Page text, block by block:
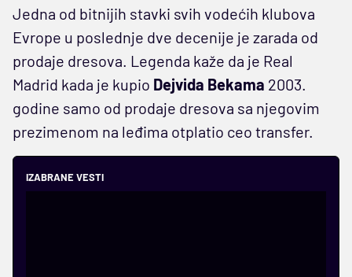
Jedna od bitnijih stavki svih vodećih klubova
Evrope u poslednje dve decenije je zarada od
prodaje dresova. Legenda kaže da je Real
Madrid kada je kupio Dejvida Bekama 2003.
godine samo od prodaje dresova sa njegovim
prezimenom na leđima otplatio ceo transfer.
IZABRANE VESTI